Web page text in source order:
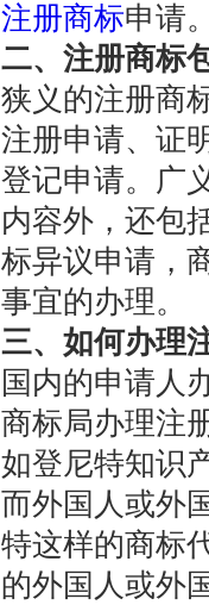
注册商标申请
二、注册商标
狭义的注册商
注册申请、证
登记申请。广
内容外，还包
标异议申请，
事宜的办理。
三、如何办理
国内的申请人
商标局办理注
如登尼特知识
而外国人或外
特这样的商标
的外国人或外